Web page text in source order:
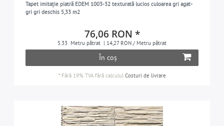
Tapet imitație piatră EDEM 1003-32 texturată lucios culoarea gri agat-
gri gri deschis 5,33 m2
76,06 RON *
5.33 Metru pătrat | 14,27 RON / Metru pătrat
În coș
* Fără 19% TVAfără calculul Costuri de livrare